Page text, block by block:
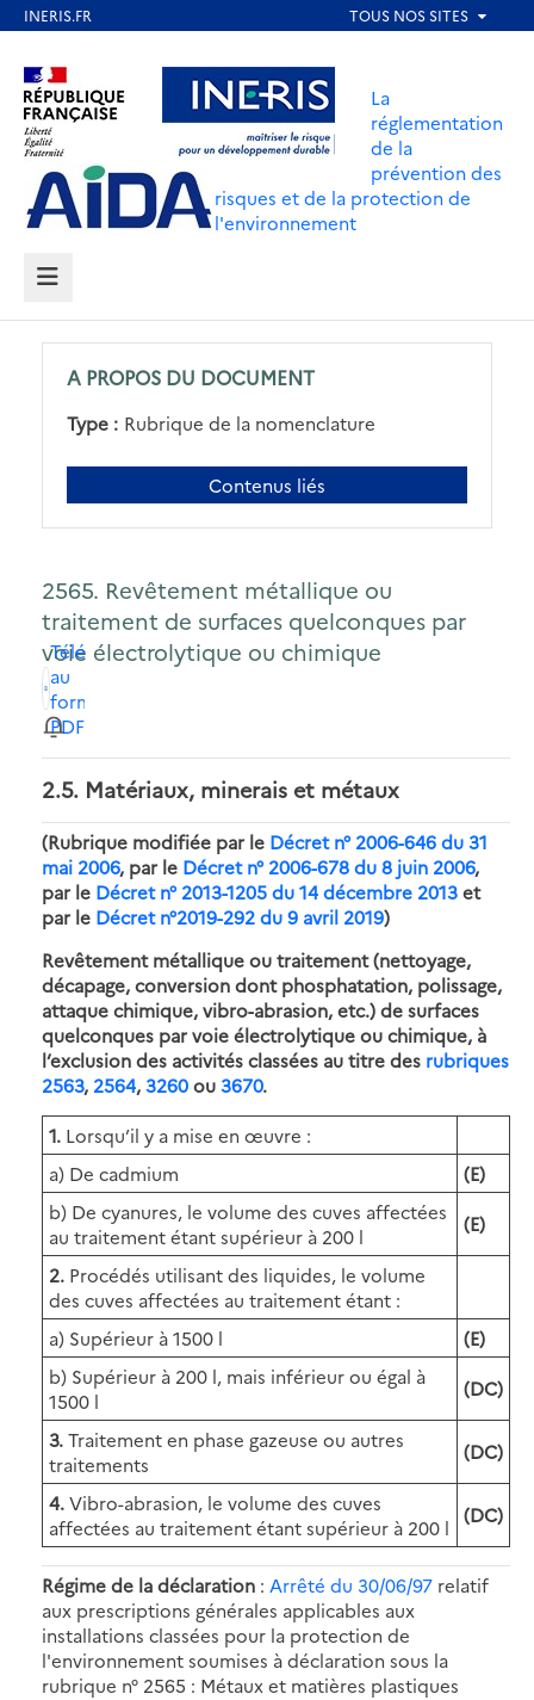
contenu
principal
Aller au contenu Aller au menu
Aller au pied de page
La
réglementation
de la
prévention des
risques et de la protection de
l'environnement
MENU
A PROPOS DU DOCUMENT
Type : Rubrique de la nomenclature
Contenus liés
2565. Revêtement métallique ou
traitement de surfaces quelconques par
voie électrolytique ou chimique
Télécharger
au
format
PDF
2.5. Matériaux, minerais et métaux
(Rubrique modifiée par le Décret n° 2006-646 du 31
mai 2006, par le Décret n° 2006-678 du 8 juin 2006,
par le Décret n° 2013-1205 du 14 décembre 2013et
par le Décret n°2019-292 du 9 avril 2019)
Revêtement métallique ou traitement (nettoyage,
décapage, conversion dont phosphatation, polissage,
attaque chimique, vibro-abrasion, etc.) de surfaces
quelconques par voie électrolytique ou chimique, à
l’exclusion des activités classées au titre des rubriques
2563, 2564,3260ou3670.
1. Lorsqu’il y a mise en œuvre :
a) De cadmium
(E)
b) De cyanures, le volume des cuves affectées
au traitement étant supérieur à 200 l
(E)
2. Procédés utilisant des liquides, le volume
des cuves affectées au traitement étant :
a) Supérieur à 1500 l
(E)
b) Supérieur à 200 l, mais inférieur ou égal à
1500 l
(DC)
3.Traitement en phase gazeuse ou autres
traitements
(DC)
4.Vibro-abrasion, le volume des cuves
affectées au traitement étant supérieur à 200 l
(DC)
Régime de la déclaration : Arrêté du 30/06/97 relatif
aux prescriptions générales applicables aux
installations classées pour la protection de
l'environnement soumises à déclaration sous la
rubrique n° 2565 : Métaux et matières plastiques